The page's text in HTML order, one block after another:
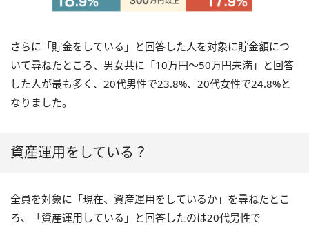
さらに「貯金をしている」と回答した人を対象に貯金額につ
いて尋ねたところ、男女共に「10万円〜50万円未満」と回答
した人が最も多く、 20代男性で23.8%、 20代女性で24.8%と
なりました。
資産運用をしている？
全員を対象に「現在、資産運用をしているか」を尋ねたとこ
ろ、「資産運用している」と回答したのは20代男性で